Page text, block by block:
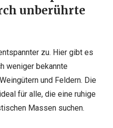
unberührte
zu. Hier gibt es
weniger bekannte
und Feldern. Die
für alle, die eine ruhige
Massen suchen.